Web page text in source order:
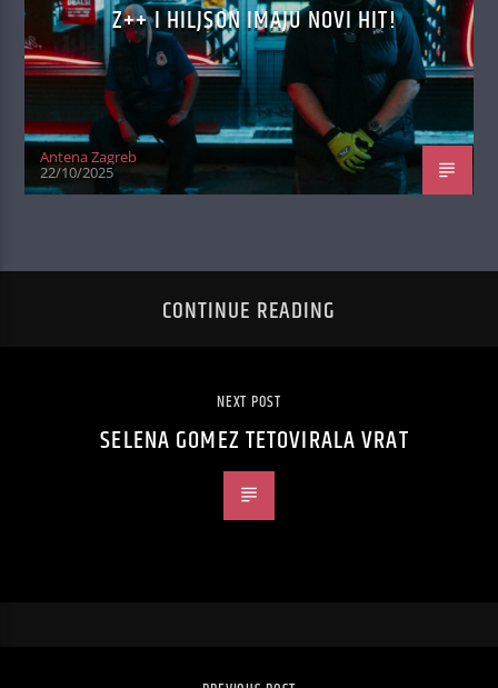
Z++ I HILJSON IMAJU NOVI HIT!
Antena Zagreb
22/10/2025
CONTINUE READING
NEXT POST
SELENA GOMEZ TETOVIRALA VRAT